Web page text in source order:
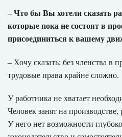
– Что бы Вы хотели сказать
которые пока не состоят в
присоединиться к вашему
– Хочу сказать: без членства в
трудовые права крайне сложно.
У работника не хватает
Человек занят на
У него нет возможности